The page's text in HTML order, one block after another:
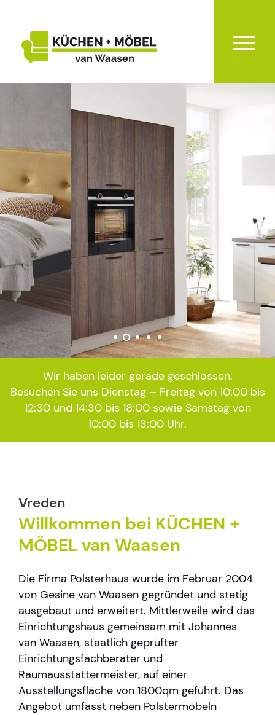
Wir haben leider gerade geschlossen.
Besuchen Sie uns Dienstag – Freitag von 10:00 bis
12:30 und 14:30 bis 18:00 sowie Samstag von
10:00 bis 13:00 Uhr.
Vreden
Willkommen bei KÜCHEN +
MÖBEL van Waasen
Die Firma Polsterhaus wurde im Februar 2004
von Gesine van Waasen gegründet und stetig
ausgebaut und erweitert. Mittlerweile wird das
Einrichtungshaus gemeinsam mit Johannes
van Waasen, staatlich geprüfter
Einrichtungsfachberater und
Raumausstattermeister, auf einer
Ausstellungsfläche von 1800qm geführt. Das
Angebot umfasst neben Polstermöbeln